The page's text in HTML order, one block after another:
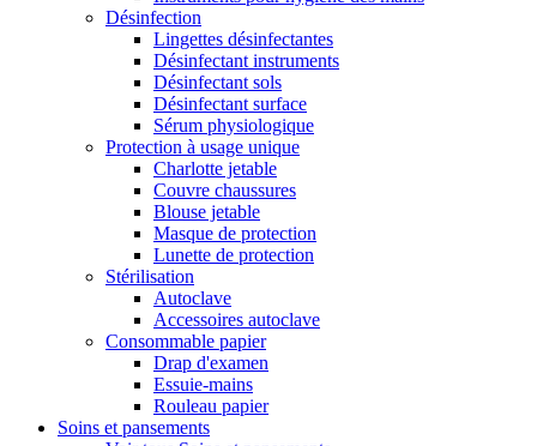
Désinfection
Lingettes désinfectantes
Désinfectant instruments
Désinfectant sols
Désinfectant surface
Sérum physiologique
Protection à usage unique
Charlotte jetable
Couvre chaussures
Blouse jetable
Masque de protection
Lunette de protection
Stérilisation
Autoclave
Accessoires autoclave
Consommable papier
Drap d'examen
Essuie-mains
Rouleau papier
Soins et pansements